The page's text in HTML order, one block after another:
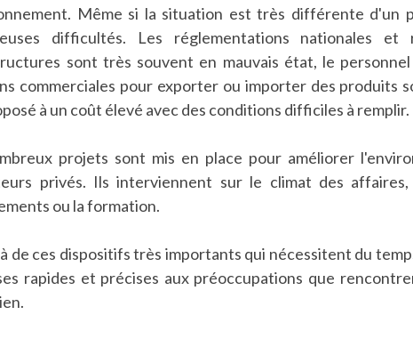
Même si la situation est très différente d'un
difficultés. Les réglementations nationales
sont très souvent en mauvais état, le
commerciales pour exporter ou importer des produits
à un coût élevé avec des conditions difficiles à remplir.
projets sont mis en place pour améliorer
privés. Ils interviennent sur le climat des
ou la formation.
de ces dispositifs très importants qui nécessitent du
rapides et précises aux préoccupations que